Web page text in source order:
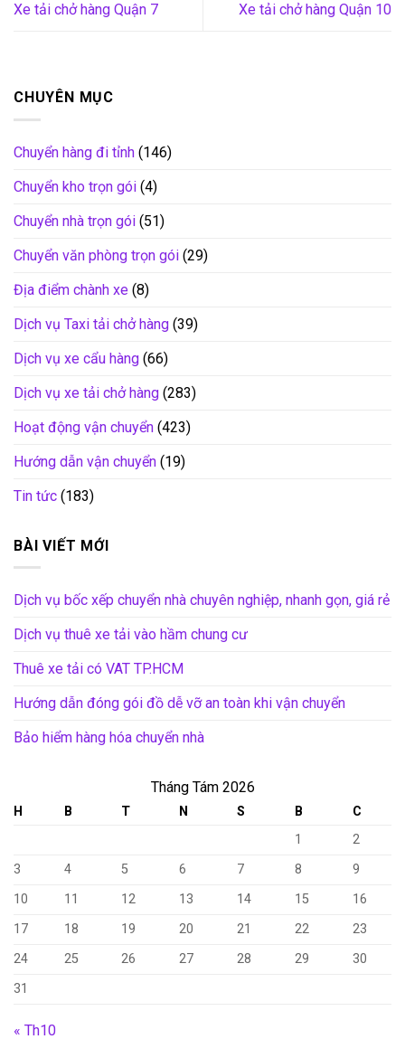
Xe tải chở hàng Quận 7 Xe tải chở hàng Quận 10
CHUYÊN MỤC
Chuyển hàng đi tỉnh (146)
Chuyển kho trọn gói (4)
Chuyển nhà trọn gói (51)
Chuyển văn phòng trọn gói (29)
Địa điểm chành xe (8)
Dịch vụ Taxi tải chở hàng (39)
Dịch vụ xe cẩu hàng (66)
Dịch vụ xe tải chở hàng (283)
Hoạt động vận chuyển (423)
Hướng dẫn vận chuyển (19)
Tin tức (183)
BÀI VIẾT MỚI
Dịch vụ bốc xếp chuyển nhà chuyên nghiệp, nhanh gọn, giá rẻ
Dịch vụ thuê xe tải vào hầm chung cư
Thuê xe tải có VAT TP.HCM
Hướng dẫn đóng gói đồ dễ vỡ an toàn khi vận chuyển
Bảo hiểm hàng hóa chuyển nhà
Tháng Tám 2026
H B T N S B
C
1
2
3
4 5 6 7 8
9
10
11 12 13 14 15
16
17
18 19 20 21 22
23
24
25 26 27 28 29
30
31
« Th10